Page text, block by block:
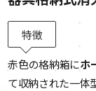
特徴
赤色の格納箱にホ
て収納された一体